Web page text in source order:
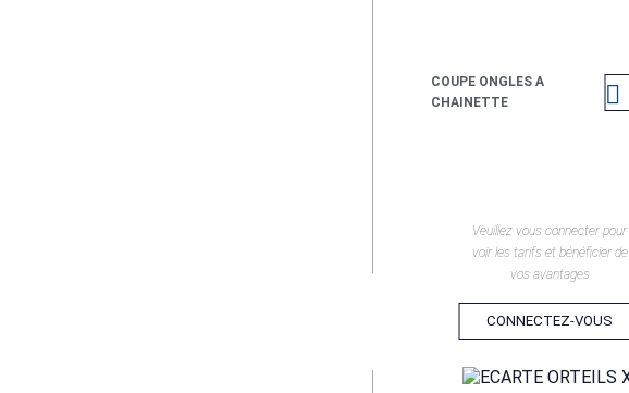
COUPE ONGLES A
CHAINETTE

Veuillez vous connecter pour
voir les tarifs et bénéficier de
vos avantages
CONNECTEZ-VOUS
EN SAVOIR +